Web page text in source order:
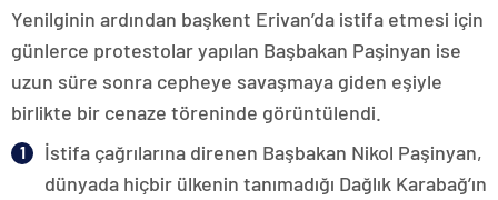
Yenilginin ardından başkent Erivan’da istifa etmesi için
günlerce protestolar yapılan Başbakan Paşinyan ise
uzun süre sonra cepheye savaşmaya giden eşiyle
birlikte bir cenaze töreninde görüntülendi.
İstifa çağrılarına direnen Başbakan Nikol Paşinyan,
dünyada hiçbir ülkenin tanımadığı Dağlık Karabağ’ın